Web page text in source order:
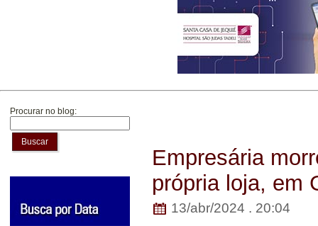
Procurar no blog:
Buscar
Empresária
própria loja, em
13/abr/2024 . 20:04